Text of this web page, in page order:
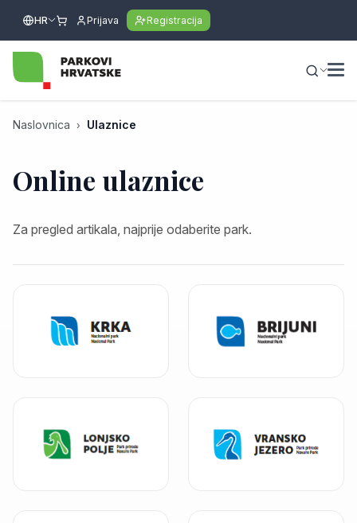
HR Prijava Registracija
Naslovnica Ulaznice
Online ulaznice
Za pregled artikala, najprije odaberite park.